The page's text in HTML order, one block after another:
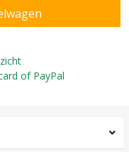
of PayPal